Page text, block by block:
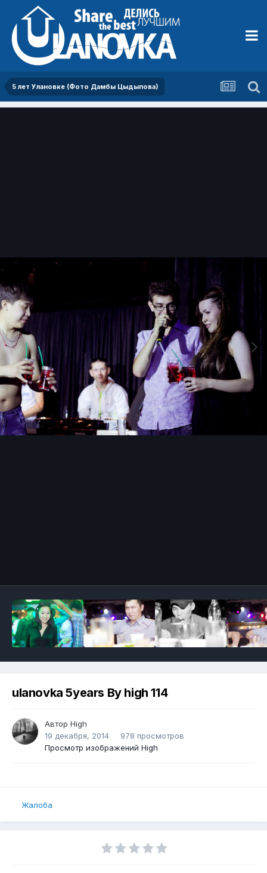
5 лет Улановке (Фото Дамбы Цыдыпова)
ulanovka 5years By high 114
Автор High
19 декабря, 2014
978 просмотров
Просмотр изображений High
Жалоба